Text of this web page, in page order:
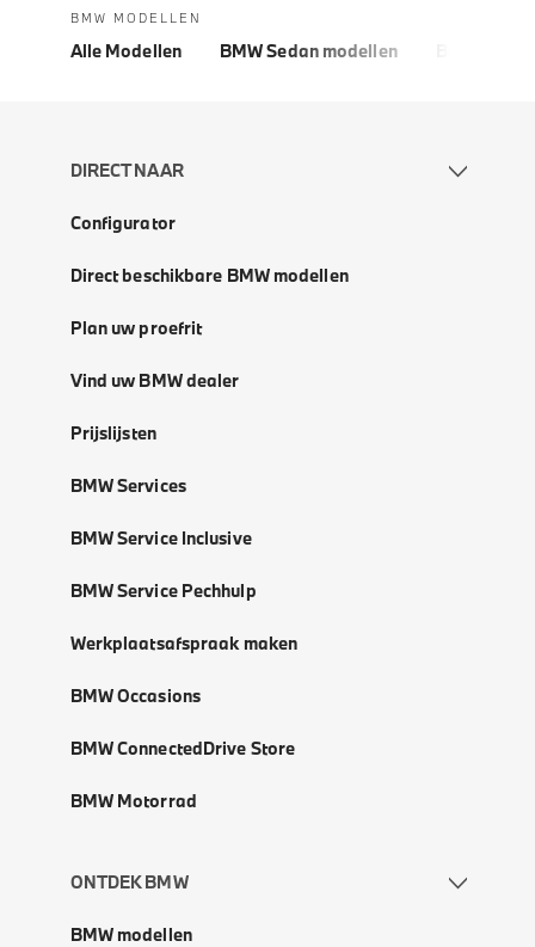
BMW MODELLEN
Alle Modellen BMW Sedan modellen
DIRECT NAAR
Configurator
Direct beschikbare BMW modellen
Plan uw proefrit
Vind uw BMW dealer
Prijslijsten
BMW Services
BMW Service Inclusive
BMW Service Pechhulp
Werkplaatsafspraak maken
BMW Occasions
BMW ConnectedDrive Store
BMW Motorrad
ONTDEK BMW
BMW modellen